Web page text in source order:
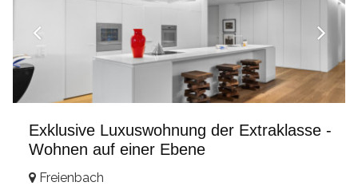
Exklusive Luxuswohnung der Extraklasse -
Wohnen auf einer Ebene
Freienbach